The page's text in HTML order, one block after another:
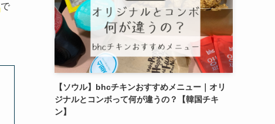
で
【ソウル】bhcチキンおすすめメニュー｜オリ
ジナルとコンボって何が違うの？【韓国チキ
ン】